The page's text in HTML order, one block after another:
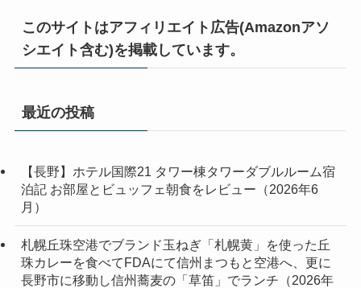
このサイトはアフィリエイト広告(Amazonアソ
シエイト含む)を掲載しています。
最近の投稿
【長野】ホテル国際21 タワー棟タワーダブルルーム宿
泊記 お部屋とビュッフェ朝食をレビュー（2026年6
月）
札幌丘珠空港でブランド玉ねぎ「札幌黄」を使った丘
珠カレーを食べてFDAにて信州まつもと空港へ、更に
長野市に移動し信州蕎麦の「草笛」でランチ（2026年